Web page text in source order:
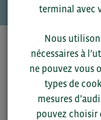
Pour voir les
département et
terminal avec
Nous
nécessaires à
ne pouvez vous
types de
mesures
pouvez choisir